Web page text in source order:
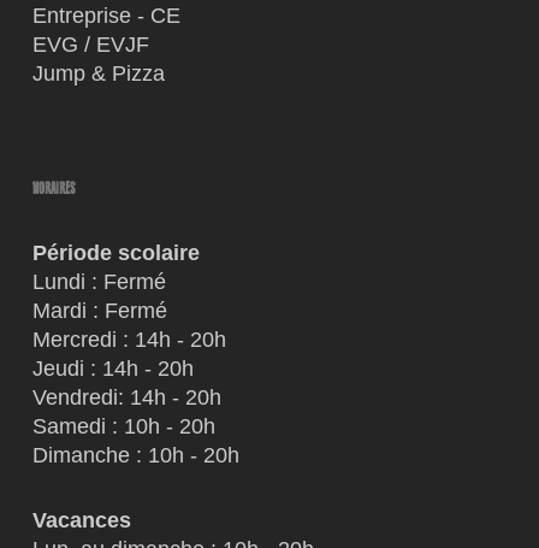
Entreprise - CE
EVG / EVJF
Jump & Pizza
HORAIRES
Période scolaire
Lundi : Fermé
Mardi : Fermé
Mercredi : 14h - 20h
Jeudi : 14h - 20h
Vendredi: 14h - 20h
Samedi : 10h - 20h
Dimanche : 10h - 20h
Vacances